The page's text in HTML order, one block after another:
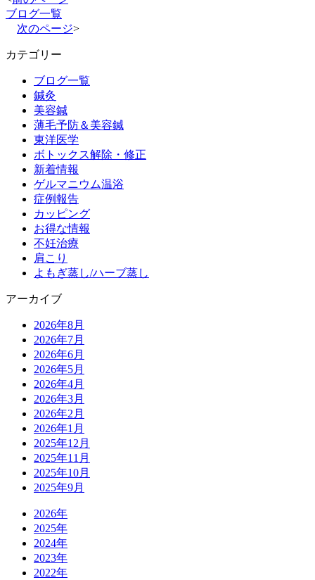
ブログ一覧
次のページ>
カテゴリー
ブログ一覧
鍼灸
美容鍼
薄毛予防＆美容鍼
東洋医学
ボトックス解除・修正
新着情報
ゲルマニウム温浴
症例報告
カッピング
お得な情報
不妊治療
肩こり
よもぎ蒸し/ハーブ蒸し
アーカイブ
2026年8月
2026年7月
2026年6月
2026年5月
2026年4月
2026年3月
2026年2月
2026年1月
2025年12月
2025年11月
2025年10月
2025年9月
2026年
2025年
2024年
2023年
2022年